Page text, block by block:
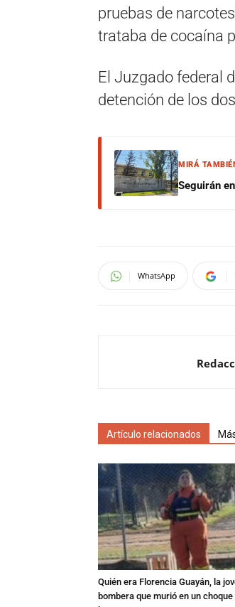
pruebas de
trataba de cocaína
El Juzgado federal
detención de los
MIRÁ
Seguirán
WhatsApp
Artículo relacionados
Quién era Florencia Guayán, la
bombera que murió en un choque